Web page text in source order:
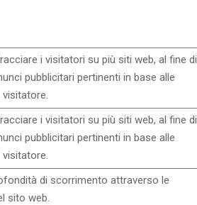
i visitatori su più siti web, al fine di
pubblicitari pertinenti in base alle
i visitatori su più siti web, al fine di
pubblicitari pertinenti in base alle
di scorrimento attraverso le
sito web.